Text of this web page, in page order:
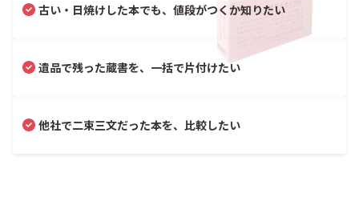
古い・日焼けした本でも、値段がつくか知りたい
遺品で残った蔵書を、一括で片付けたい
他社で二束三文だった本を、比較したい